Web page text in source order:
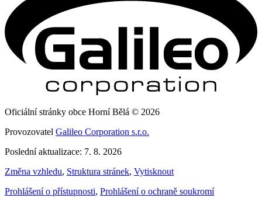
Oficiální stránky obce Horní Bělá © 2026
Provozovatel Galileo Corporation s.r.o.
Poslední aktualizace: 7. 8. 2026
Změna vzhledu, Struktura stránek, Vytisknout
Prohlášení o přístupnosti, Prohlášení o ochraně soukromí